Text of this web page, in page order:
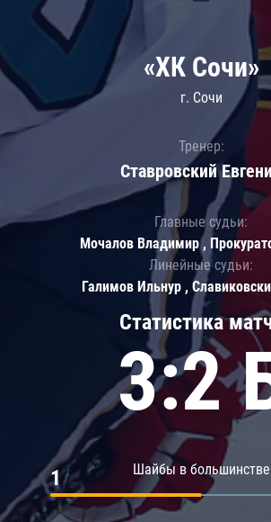
Статистика
3:2
Шайбы в большинстве
1
«ХК Сочи»
г. Сочи
Тренер:
Ставровский
Главные судьи:
Мочалов Владимир ,
Линейные судьи:
Галимов Ильнур ,